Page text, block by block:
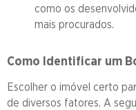
como os
mais procurados.
Como Identificar um
Escolher o imóvel certo
de diversos fatores. A